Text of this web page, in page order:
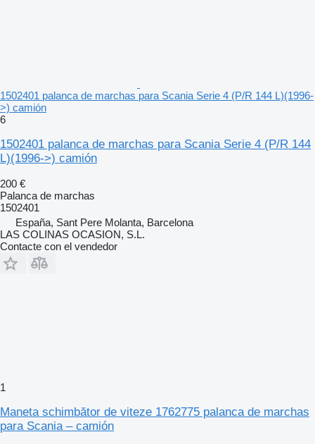
1502401 palanca de marchas para Scania Serie 4 (P/R 144 L)(1996-
>) camión
6
1502401 palanca de marchas para Scania Serie 4 (P/R 144
L)(1996->) camión
200 €
Palanca de marchas
1502401
España, Sant Pere Molanta, Barcelona
LAS COLINAS OCASION, S.L.
Contacte con el vendedor
1
Maneta schimbător de viteze 1762775 palanca de marchas
para Scania – camión